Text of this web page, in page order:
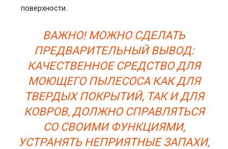
поверхности.
ВАЖНО! МОЖНО СДЕЛАТЬ
ПРЕДВАРИТЕЛЬНЫЙ ВЫВОД:
КАЧЕСТВЕННОЕ СРЕДСТВО ДЛЯ
МОЮЩЕГО ПЫЛЕСОСА КАК ДЛЯ
ТВЕРДЫХ ПОКРЫТИЙ, ТАК И ДЛЯ
КОВРОВ, ДОЛЖНО СПРАВЛЯТЬСЯ
СО СВОИМИ ФУНКЦИЯМИ,
УСТРАНЯТЬ НЕПРИЯТНЫЕ ЗАПАХИ,